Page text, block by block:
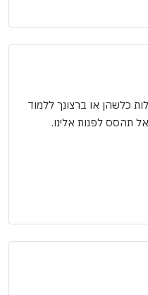
כלשהן או ברצונך ללמוד
תהסס לפנות אלינו.